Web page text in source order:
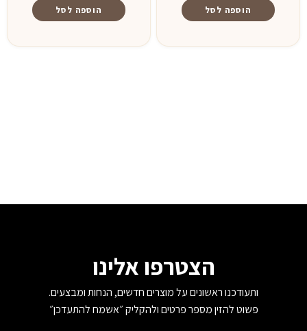
הוספה לסל הוספה לסל
הצטרפו אלינו
ותעודכנו ראשונים על מוצרים חדשים, הנחות ומבצעים.
פשוט להזין מספר פרטים ולהקליק ״אשמח להתעדכן״